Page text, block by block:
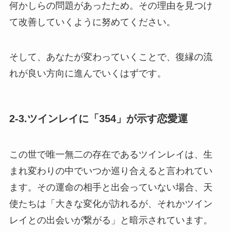
何かしらの問題があったため。その理由を見つけ
て改善していくように努めてください。
そして、あなたが変わっていくことで、復縁の流
れが良い方向に進んでいくはずです。
2-3.ツインレイに「354」が示す恋愛運
この世で唯一無二の存在であるツインレイは、生
まれ変わりの中でいつか巡り合えると言われてい
ます。その運命の相手と出会っていない場合、天
使たちは「大きな変化が訪れるが、それかツイン
レイとの出会いが繋がる」と暗示されています。